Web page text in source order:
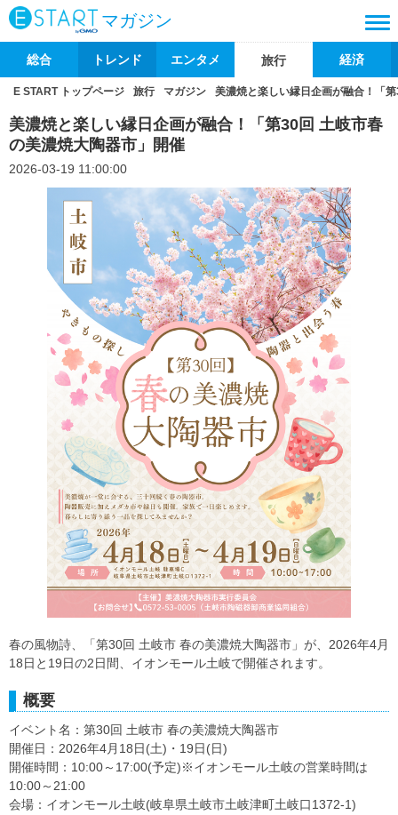
マガジン
総合 トレンド エンタメ 旅行 経済
E START トップページ 旅行 マガジン 美濃焼と楽しい縁日企画が融合！「
美濃焼と楽しい縁日企画が融合！「第30回 土岐市春
の美濃焼大陶器市」開催
2026-03-19 11:00:00
春の風物詩、「第30回 土岐市 春の美濃焼大陶器市」が、2026年4月
18日と19日の2日間、イオンモール土岐で開催されます。
概要
イベント名：第30回 土岐市 春の美濃焼大陶器市
開催日：2026年4月18日(土)・19日(日)
開催時間：10:00～17:00(予定)※イオンモール土岐の営業時間は
10:00～21:00
会場：イオンモール土岐(岐阜県土岐市土岐津町土岐口1372-1)